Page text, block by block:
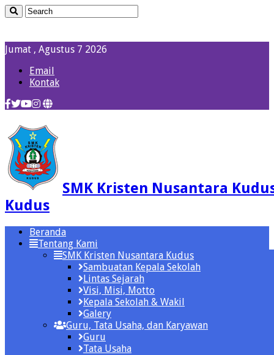
Jumat , Agustus 7 2026
Email
Kontak
SMK Kristen Nusantara
Kudus
Beranda
Tentang Kami
SMK Kristen Nusantara Kudus
Sambuatan Kepala Sekolah
Lintas Sejarah
Visi, Misi, Motto
Kepala Sekolah & Wakil
Galery
Guru, Tata Usaha, dan Karyawan
Guru
Tata Usaha